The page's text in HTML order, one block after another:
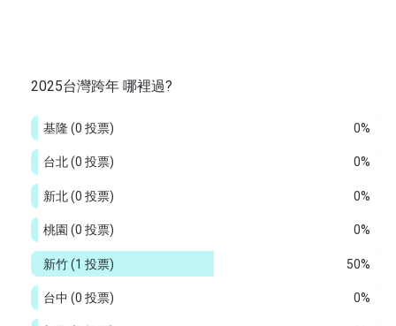
2025台灣跨年 哪裡過?
0%
基隆 (0 投票)
0%
台北(0 投票)
0%
新北(0 投票)
0%
桃園 (0 投票)
50%
新竹(1 投票)
0%
台中 (0 投票)